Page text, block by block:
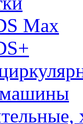
Max
машины